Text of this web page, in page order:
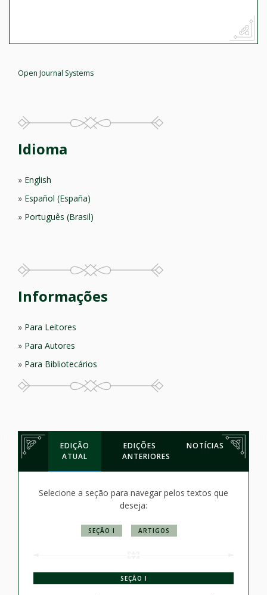
EDIÇÃO
ATUAL
EDIÇÕES
ANTERIORES
NOTÍCIAS
Selecione a seção para navegar pelos textos que
deseja:
SEÇÃO I ARTIGOS
SEÇÃO I
Open Journal Systems
Idioma
English
Español (España)
Português (Brasil)
Informações
Para Leitores
Para Autores
Para Bibliotecários